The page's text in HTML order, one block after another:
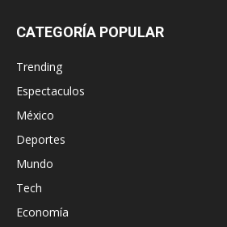
CATEGORÍA POPULAR
Trending
Espectaculos
México
Deportes
Mundo
Tech
Economía